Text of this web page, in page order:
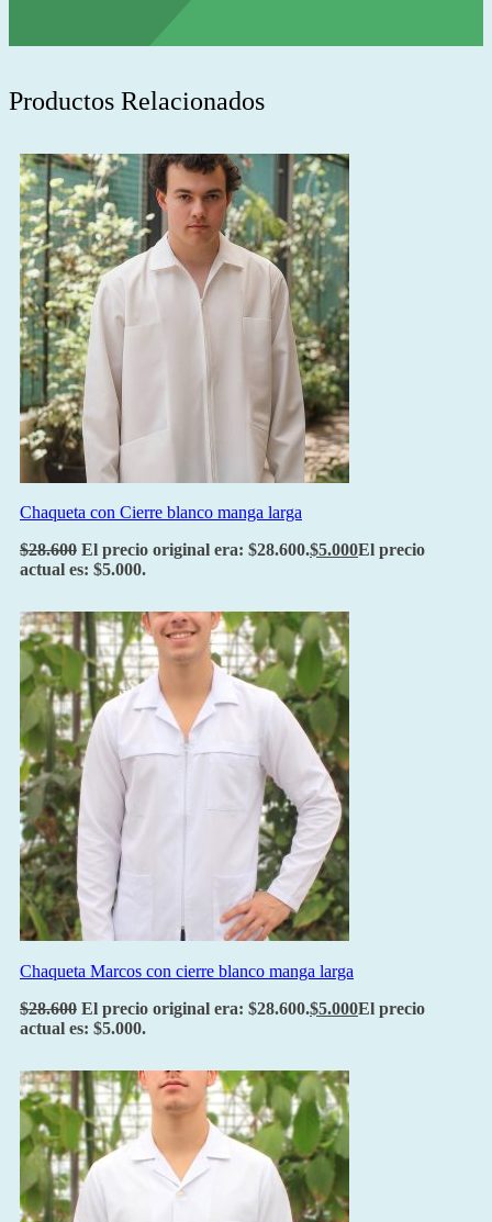
Productos Relacionados
Chaqueta con Cierre blanco manga larga
$28.600 El precio original era: $28.600.$5.000El precio
actual es: $5.000.
Chaqueta Marcos con cierre blanco manga larga
$28.600 El precio original era: $28.600.$5.000El precio
actual es: $5.000.